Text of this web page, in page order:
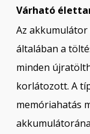
Várható
Az
általában a
minden
korlátozott. A
memóriahatás